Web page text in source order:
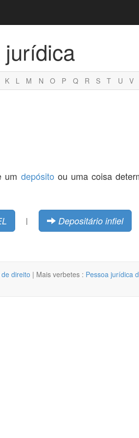
jurídica
K L M N O P Q R S T U V
um depósito ou uma coisa
| Depositário infiel
direito | Mais verbetes : Pessoa jurídica